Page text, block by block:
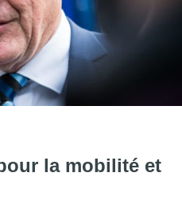
des avions: “Je suis
la mobilité et